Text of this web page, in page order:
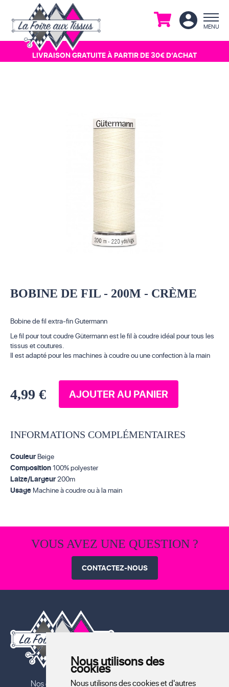
Nous utilisons des
cookies
Nous utilisons des cookies et d'autres
MENU
LIVRAISON GRATUITE ÀPARTIR DE 30€ D’ACHAT
BOBINE DE FIL - 200M - CRÈME
Bobine de fil extra-fin Gutermann
Le fil pour tout coudre Gütermann est le fil à coudre idéal pour tous les
tissus et coutures.
Il est adapté pour les machines à coudre ou une confection à la main
4,99 € AJOUTER AU PANIER
INFORMATIONS COMPLÉMENTAIRES
Couleur Beige
Composition100% polyester
Laize/Largeur200m
Usage Machine à coudre ou à la main
VOUS AVEZ UNE QUESTION ?
CONTACTEZ-NOUS
Nos couponsMercerieMachines à coudrePacks déco